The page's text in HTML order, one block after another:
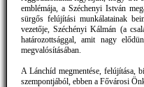
emblémája, a Széchenyi István
sürgős felújítási munkálatainak
vezetője, Széchényi Kálmán (a
határozottsággal, amit nagy
megvalósításában.
A Lánchíd megmentése, felújítása,
szempontjából, ebben a Fővárosi